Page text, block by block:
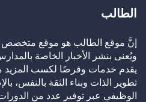
الطالب
إنَّ موقع الطالب هو موقع متخصص
ويُعنى بنشر الأخبار الخاصة
يقدم خدمات وفرصًا لكسب المزيد
تطوير الذات وبناء الثقة بالنفس،
الوظيفي عبر توفير عدد من